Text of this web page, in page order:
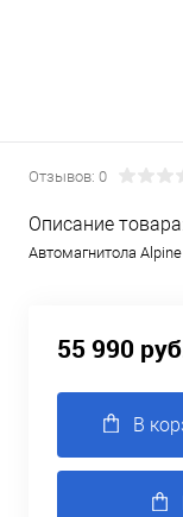
Отзывов: 0
Описание
Автомагнитола
55 990
В